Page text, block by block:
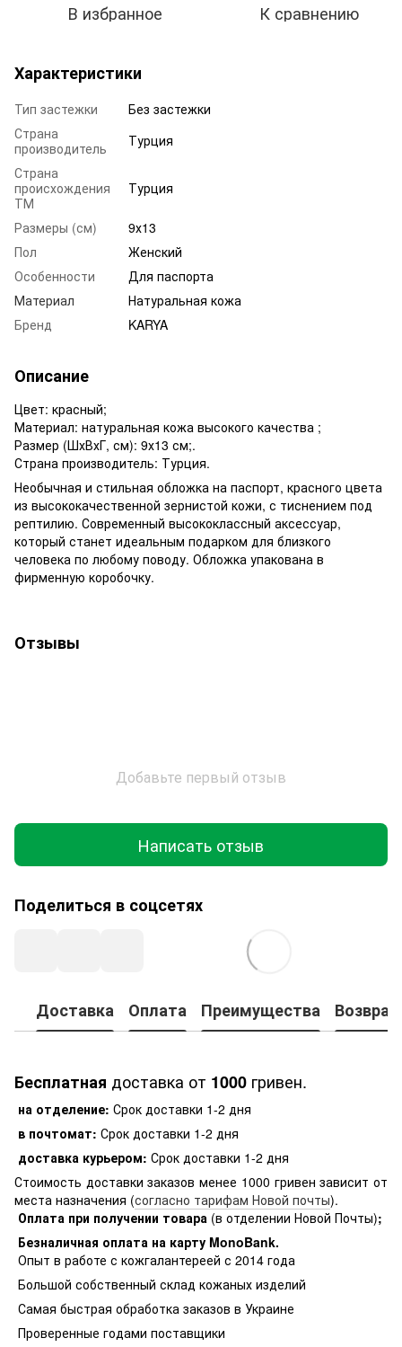
В избранное К сравнению
Характеристики
Тип застежки
Без застежки
Страна
производитель
Турция
Страна
происхождения
ТМ
Турция
Размеры (см)
9х13
Пол
Женский
Особенности
Для паспорта
Материал
Натуральная кожа
Бренд
KARYA
Описание
Цвет: красный;
Материал: натуральная кожа высокого качества ;
Размер (ШхВхГ, см): 9х13 см;.
Страна производитель: Турция.
Необычная и стильная обложка на паспорт, красного цвета
из высококачественной зернистой кожи, с тиснением под
рептилию. Современный высококлассный аксессуар,
который станет идеальным подарком для близкого
человека по любому поводу. Обложка упакована в
фирменную коробочку.
Отзывы
Добавьте первый отзыв
Написать отзыв
Поделиться в соцсетях
Доставка Оплата Преимущества Возврат
Бесплатная доставка от 1000 гривен.
на отделение: Срок доставки 1-2 дня
в почтомат: Срок доставки 1-2 дня
доставка курьером: Срок доставки 1-2 дня
Стоимость доставки заказов менее 1000 гривен зависит от
места назначения (согласно тарифам Новой почты).
Оплата при получении товара (в отделении Новой Почты);
Безналичная оплата на карту MonoBank.
Опыт в работе с кожгалантереей с 2014 года
Большой собственный склад кожаных изделий
Самая быстрая обработка заказов в Украине
Проверенные годами поставщики